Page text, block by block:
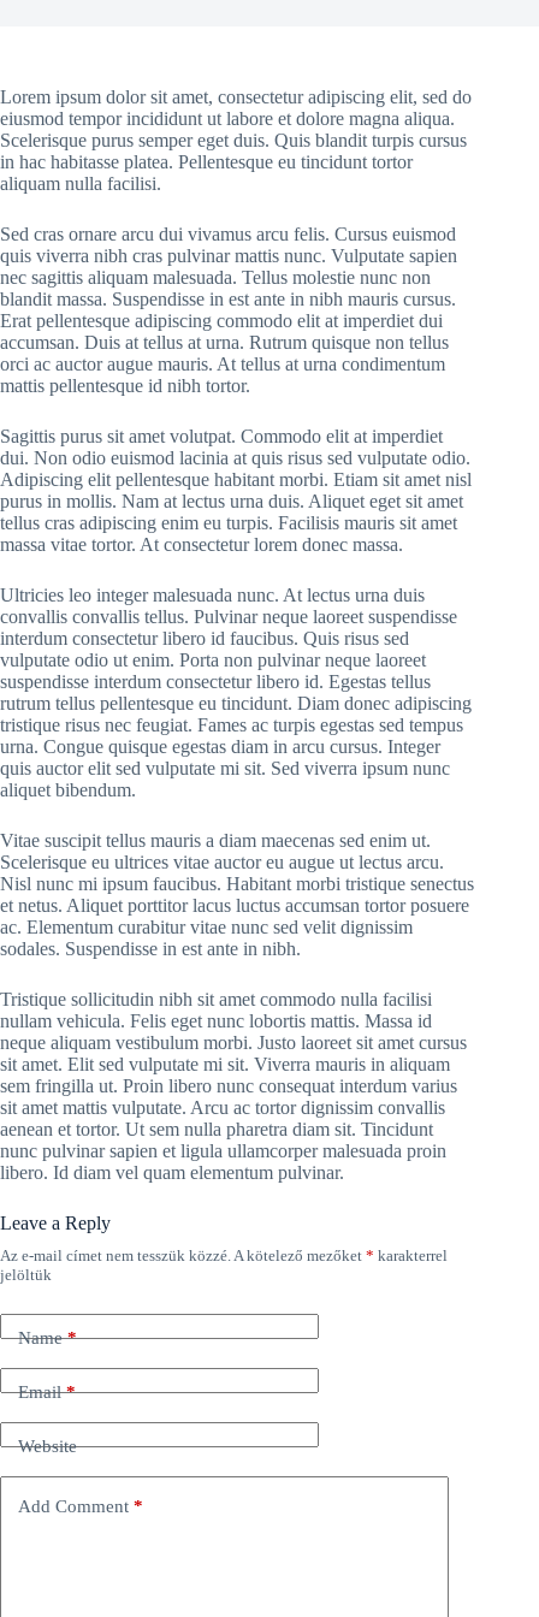
Lorem ipsum dolor sit amet, consectetur adipiscing elit, sed do
eiusmod tempor incididunt ut labore et dolore magna aliqua.
Scelerisque purus semper eget duis. Quis blandit turpis cursus
in hac habitasse platea. Pellentesque eu tincidunt tortor
aliquam nulla facilisi.
Sed cras ornare arcu dui vivamus arcu felis. Cursus euismod
quis viverra nibh cras pulvinar mattis nunc. Vulputate sapien
nec sagittis aliquam malesuada. Tellus molestie nunc non
blandit massa. Suspendisse in est ante in nibh mauris cursus.
Erat pellentesque adipiscing commodo elit at imperdiet dui
accumsan. Duis at tellus at urna. Rutrum quisque non tellus
orci ac auctor augue mauris. At tellus at urna condimentum
mattis pellentesque id nibh tortor.
Sagittis purus sit amet volutpat. Commodo elit at imperdiet
dui. Non odio euismod lacinia at quis risus sed vulputate odio.
Adipiscing elit pellentesque habitant morbi. Etiam sit amet nisl
purus in mollis. Nam at lectus urna duis. Aliquet eget sit amet
tellus cras adipiscing enim eu turpis. Facilisis mauris sit amet
massa vitae tortor. At consectetur lorem donec massa.
Ultricies leo integer malesuada nunc. At lectus urna duis
convallis convallis tellus. Pulvinar neque laoreet suspendisse
interdum consectetur libero id faucibus. Quis risus sed
vulputate odio ut enim. Porta non pulvinar neque laoreet
suspendisse interdum consectetur libero id. Egestas tellus
rutrum tellus pellentesque eu tincidunt. Diam donec adipiscing
tristique risus nec feugiat. Fames ac turpis egestas sed tempus
urna. Congue quisque egestas diam in arcu cursus. Integer
quis auctor elit sed vulputate mi sit. Sed viverra ipsum nunc
aliquet bibendum.
Vitae suscipit tellus mauris a diam maecenas sed enim ut.
Scelerisque eu ultrices vitae auctor eu augue ut lectus arcu.
Nisl nunc mi ipsum faucibus. Habitant morbi tristique senectus
et netus. Aliquet porttitor lacus luctus accumsan tortor posuere
ac. Elementum curabitur vitae nunc sed velit dignissim
sodales. Suspendisse in est ante in nibh.
Tristique sollicitudin nibh sit amet commodo nulla facilisi
nullam vehicula. Felis eget nunc lobortis mattis. Massa id
neque aliquam vestibulum morbi. Justo laoreet sit amet cursus
sit amet. Elit sed vulputate mi sit. Viverra mauris in aliquam
sem fringilla ut. Proin libero nunc consequat interdum varius
sit amet mattis vulputate. Arcu ac tortor dignissim convallis
aenean et tortor. Ut sem nulla pharetra diam sit. Tincidunt
nunc pulvinar sapien et ligula ullamcorper malesuada proin
libero. Id diam vel quam elementum pulvinar.
Leave a Reply
Az e-mail címet nem tesszük közzé.A kötelező mezőket * karakterrel
jelöltük
Name*
Email*
Website
Add Comment *